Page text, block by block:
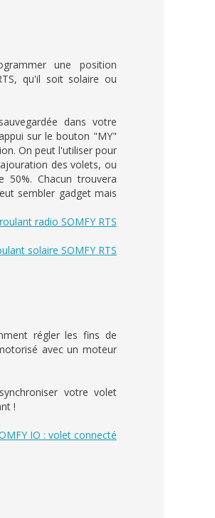
une position
qu'il soit solaire ou
dans votre
sur le bouton "MY"
On peut l'utiliser pour
des volets, ou
Chacun trouvera
sembler gadget mais
radio SOMFY RTS
solaire SOMFY RTS
régler les fins de
avec un moteur
votre volet
!
IO : volet connecté